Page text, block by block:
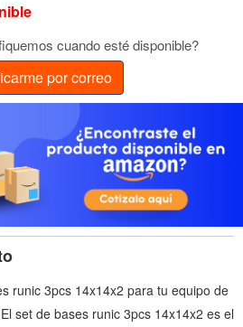
cuando esté disponible?
por correo
runic 3pcs 14x14x2 para tu equipo de
set de bases runic 3pcs 14x14x2 es el